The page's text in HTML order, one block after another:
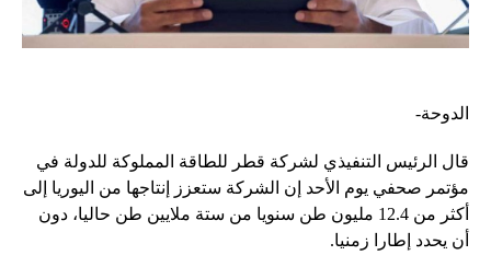
الدوحة-
قال الرئيس التنفيذي لشركة قطر للطاقة المملوكة للدولة في
مؤتمر صحفي يوم الأحد إن الشركة ستعزز إنتاجها من اليوريا إلى
أكثر من 12.4 مليون طن سنويا من ستة ملايين طن حاليا، دون
أن يحدد إطارا زمنيا.